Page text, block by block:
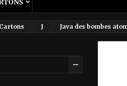
Cartons J Java des bombes